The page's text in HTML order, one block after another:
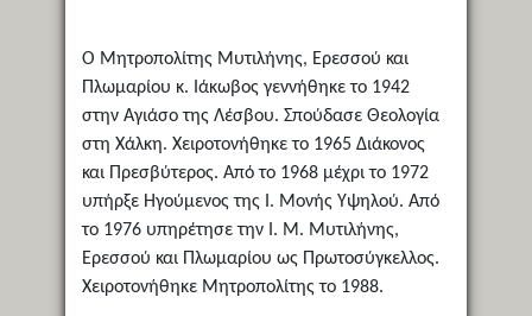
Ο Μητροπολίτης Μυτιλήνης, Ερεσσού και
Πλωμαρίου κ. Ιάκωβος γεννήθηκε το 1942
στην Αγιάσο της Λέσβου. Σπούδασε Θεολογία
στη Χάλκη. Χειροτονήθηκε το 1965 Διάκονος
και Πρεσβύτερος. Από το 1968 μέχρι το 1972
υπήρξε Ηγούμενος της Ι. Μονής Υψηλού. Από
το 1976 υπηρέτησε την Ι. Μ. Μυτιλήνης,
Ερεσσού και Πλωμαρίου ως Πρωτοσύγκελλος.
Χειροτονήθηκε Μητροπολίτης το 1988.